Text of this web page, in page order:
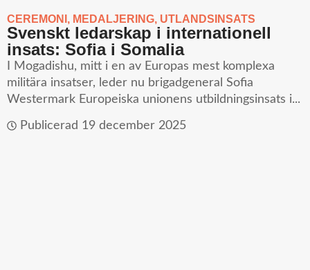
CEREMONI , MEDALJERING, UTLANDSINSATS
Svenskt ledarskap i internationell
insats: Sofia i Somalia
I Mogadishu, mitt i en av Europas mest komplexa
militära insatser, leder nu brigadgeneral Sofia
Westermark Europeiska unionens utbildningsinsats i...
Publicerad 19 december 2025